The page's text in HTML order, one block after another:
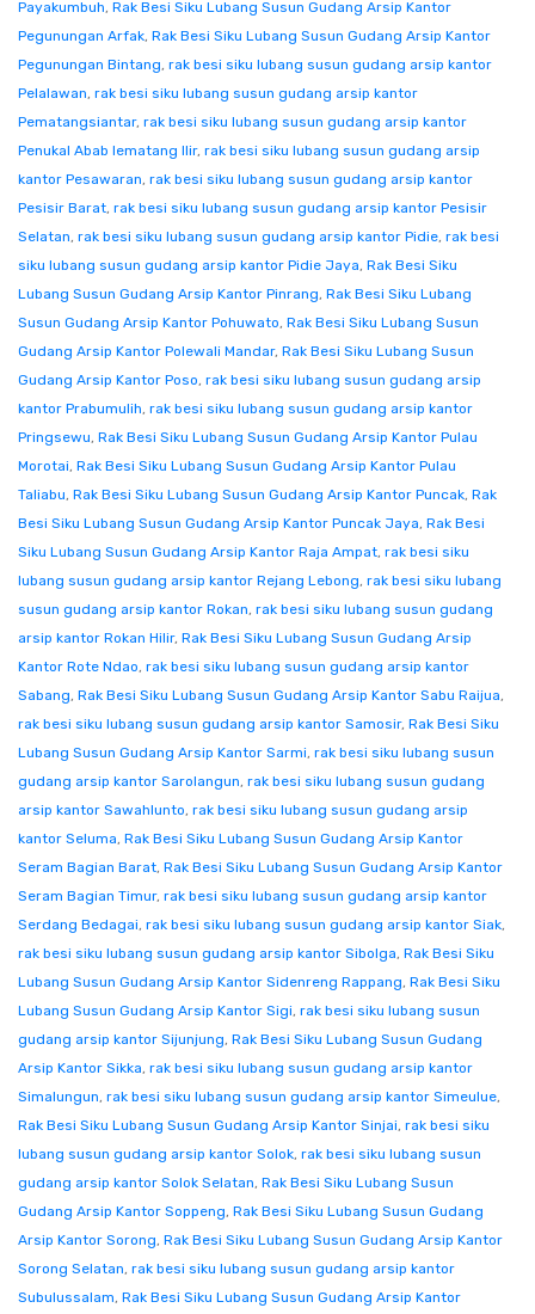
Payakumbuh, Rak Besi Siku Lubang Susun Gudang Arsip Kantor
Pegunungan Arfak, Rak Besi Siku Lubang Susun Gudang Arsip Kantor
Pegunungan Bintang, rak besi siku lubang susun gudang arsip kantor
Pelalawan, rak besi siku lubang susun gudang arsip kantor
Pematangsiantar, rak besi siku lubang susun gudang arsip kantor
Penukal Abab lematang Ilir, rak besi siku lubang susun gudang arsip
kantor Pesawaran, rak besi siku lubang susun gudang arsip kantor
Pesisir Barat, rak besi siku lubang susun gudang arsip kantor Pesisir
Selatan, rak besi siku lubang susun gudang arsip kantor Pidie, rak besi
siku lubang susun gudang arsip kantor Pidie Jaya, Rak Besi Siku
Lubang Susun Gudang Arsip Kantor Pinrang, Rak Besi Siku Lubang
Susun Gudang Arsip Kantor Pohuwato, Rak Besi Siku Lubang Susun
Gudang Arsip Kantor Polewali Mandar, Rak Besi Siku Lubang Susun
Gudang Arsip Kantor Poso, rak besi siku lubang susun gudang arsip
kantor Prabumulih, rak besi siku lubang susun gudang arsip kantor
Pringsewu, Rak Besi Siku Lubang Susun Gudang Arsip Kantor Pulau
Morotai, Rak Besi Siku Lubang Susun Gudang Arsip Kantor Pulau
Taliabu, Rak Besi Siku Lubang Susun Gudang Arsip Kantor Puncak, Rak
Besi Siku Lubang Susun Gudang Arsip Kantor Puncak Jaya, Rak Besi
Siku Lubang Susun Gudang Arsip Kantor Raja Ampat, rak besi siku
lubang susun gudang arsip kantor Rejang Lebong, rak besi siku lubang
susun gudang arsip kantor Rokan, rak besi siku lubang susun gudang
arsip kantor Rokan Hilir, Rak Besi Siku Lubang Susun Gudang Arsip
Kantor Rote Ndao, rak besi siku lubang susun gudang arsip kantor
Sabang, Rak Besi Siku Lubang Susun Gudang Arsip Kantor Sabu Raijua,
rak besi siku lubang susun gudang arsip kantor Samosir, Rak Besi Siku
Lubang Susun Gudang Arsip Kantor Sarmi, rak besi siku lubang susun
gudang arsip kantor Sarolangun, rak besi siku lubang susun gudang
arsip kantor Sawahlunto, rak besi siku lubang susun gudang arsip
kantor Seluma, Rak Besi Siku Lubang Susun Gudang Arsip Kantor
Seram Bagian Barat, Rak Besi Siku Lubang Susun Gudang Arsip Kantor
Seram Bagian Timur, rak besi siku lubang susun gudang arsip kantor
Serdang Bedagai, rak besi siku lubang susun gudang arsip kantor Siak,
rak besi siku lubang susun gudang arsip kantor Sibolga, Rak Besi Siku
Lubang Susun Gudang Arsip Kantor Sidenreng Rappang, Rak Besi Siku
Lubang Susun Gudang Arsip Kantor Sigi, rak besi siku lubang susun
gudang arsip kantor Sijunjung, Rak Besi Siku Lubang Susun Gudang
Arsip Kantor Sikka, rak besi siku lubang susun gudang arsip kantor
Simalungun, rak besi siku lubang susun gudang arsip kantor Simeulue,
Rak Besi Siku Lubang Susun Gudang Arsip Kantor Sinjai, rak besi siku
lubang susun gudang arsip kantor Solok, rak besi siku lubang susun
gudang arsip kantor Solok Selatan, Rak Besi Siku Lubang Susun
Gudang Arsip Kantor Soppeng, Rak Besi Siku Lubang Susun Gudang
Arsip Kantor Sorong, Rak Besi Siku Lubang Susun Gudang Arsip Kantor
Sorong Selatan, rak besi siku lubang susun gudang arsip kantor
Subulussalam, Rak Besi Siku Lubang Susun Gudang Arsip Kantor